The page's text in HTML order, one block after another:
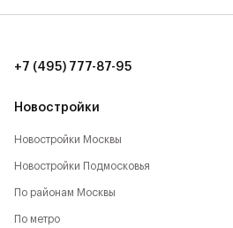
Новостройки
Новостройки Москвы
Новостройки Подмосковья
По районам Москвы
По метро
+7 (495) 777-87-95